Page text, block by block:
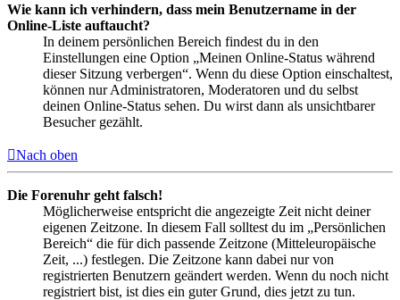
Wie kann ich verhindern, dass mein Benutzername in der
Online-Liste auftaucht?
In deinem persönlichen Bereich findest du in den
Einstellungen eine Option „Meinen Online-Status während
dieser Sitzung verbergen“. Wenn du diese Option einschaltest,
können nur Administratoren, Moderatoren und du selbst
deinen Online-Status sehen. Du wirst dann als unsichtbarer
Besucher gezählt.
Nach oben
Die Forenuhr geht falsch!
Möglicherweise entspricht die angezeigte Zeit nicht deiner
eigenen Zeitzone. In diesem Fall solltest du im „Persönlichen
Bereich“ die für dich passende Zeitzone (Mitteleuropäische
Zeit, ...) festlegen. Die Zeitzone kann dabei nur von
registrierten Benutzern geändert werden. Wenn du noch nicht
registriert bist, ist dies ein guter Grund, dies jetzt zu tun.